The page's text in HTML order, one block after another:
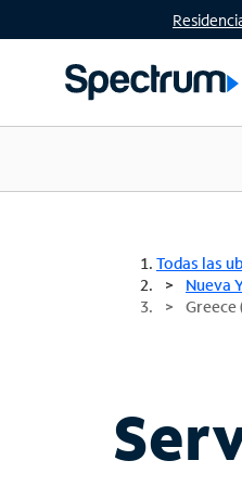
Todas las
Nueva
Greece